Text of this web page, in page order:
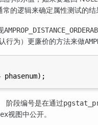
的逻辑来确定属性测试的结
行为）更廉价的方法来做
阶段编号是在通过
视图中公开。